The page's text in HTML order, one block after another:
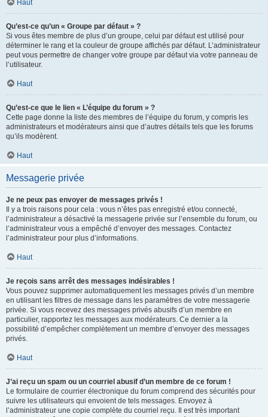
Haut
Qu’est-ce qu’un « Groupe par défaut » ?
Si vous êtes membre de plus d’un groupe, celui par défaut est utilisé pour
déterminer le rang et la couleur de groupe affichés par défaut. L’administrateur
peut vous permettre de changer votre groupe par défaut via votre panneau de
l’utilisateur.
Haut
Qu’est-ce que le lien « L’équipe du forum » ?
Cette page donne la liste des membres de l’équipe du forum, y compris les
administrateurs et modérateurs ainsi que d’autres détails tels que les forums
qu’ils modèrent.
Haut
Messagerie privée
Je ne peux pas envoyer de messages privés !
Il y a trois raisons pour cela : vous n’êtes pas enregistré et/ou connecté,
l’administrateur a désactivé la messagerie privée sur l’ensemble du forum, ou
l’administrateur vous a empêché d’envoyer des messages. Contactez
l’administrateur pour plus d’informations.
Haut
Je reçois sans arrêt des messages indésirables !
Vous pouvez supprimer automatiquement les messages privés d’un membre
en utilisant les filtres de message dans les paramètres de votre messagerie
privée. Si vous recevez des messages privés abusifs d’un membre en
particulier, rapportez les messages aux modérateurs. Ce dernier a la
possibilité d’empêcher complètement un membre d’envoyer des messages
privés.
Haut
J’ai reçu un spam ou un courriel abusif d’un membre de ce forum !
Le formulaire de courrier électronique du forum comprend des sécurités pour
suivre les utilisateurs qui envoient de tels messages. Envoyez à
l’administrateur une copie complète du courriel reçu. Il est très important